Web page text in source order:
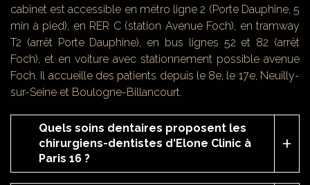
cabinet est accessible en métro ligne 2 (Porte Dauphine, 5
min à pied), en RER C (station Avenue Foch), en tramway
T2 (arrêt Porte Dauphine), en bus lignes 52 et 82 (arrêt
Foch), et en voiture avec stationnement possible avenue
Foch. Il accueille des patients depuis le 8e, le 17e, Neuilly-
sur-Seine et Boulogne-Billancourt.
Quels soins dentaires proposent les
chirurgiens-dentistes d'Elone Clinic à
Paris 16 ?